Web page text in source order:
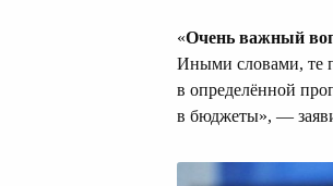
«Очень важный
Иными словами, те
в определённой
в бюджеты», —